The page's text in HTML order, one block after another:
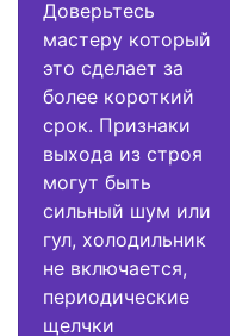
Доверьтесь
мастеру который
это сделает за
более короткий
срок. Признаки
выхода из строя
могут быть
сильный шум или
гул, холодильник
не включается,
периодические
щелчки